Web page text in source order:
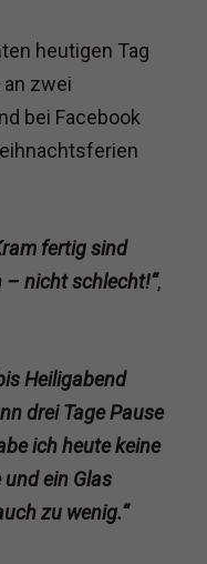
heutigen Tag
zwei
bei Facebook
fertig sind
– nicht schlecht!“,
Heiligabend
drei Tage Pause
ich heute keine
ein Glas
zu wenig.“